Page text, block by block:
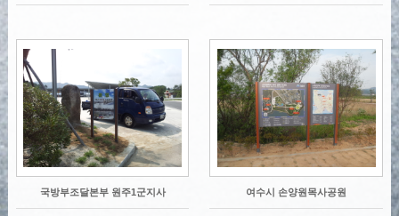
국방부조달본부 원주1군지사 여수시 손양원목사공원